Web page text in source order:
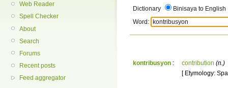
Web Reader
Spell Checker
About
Search
Forums
Recent posts
Feed aggregator
Dictionary
Binisaya to English
Word:
kontribusyon : contribution (n.)
[ Etymology: